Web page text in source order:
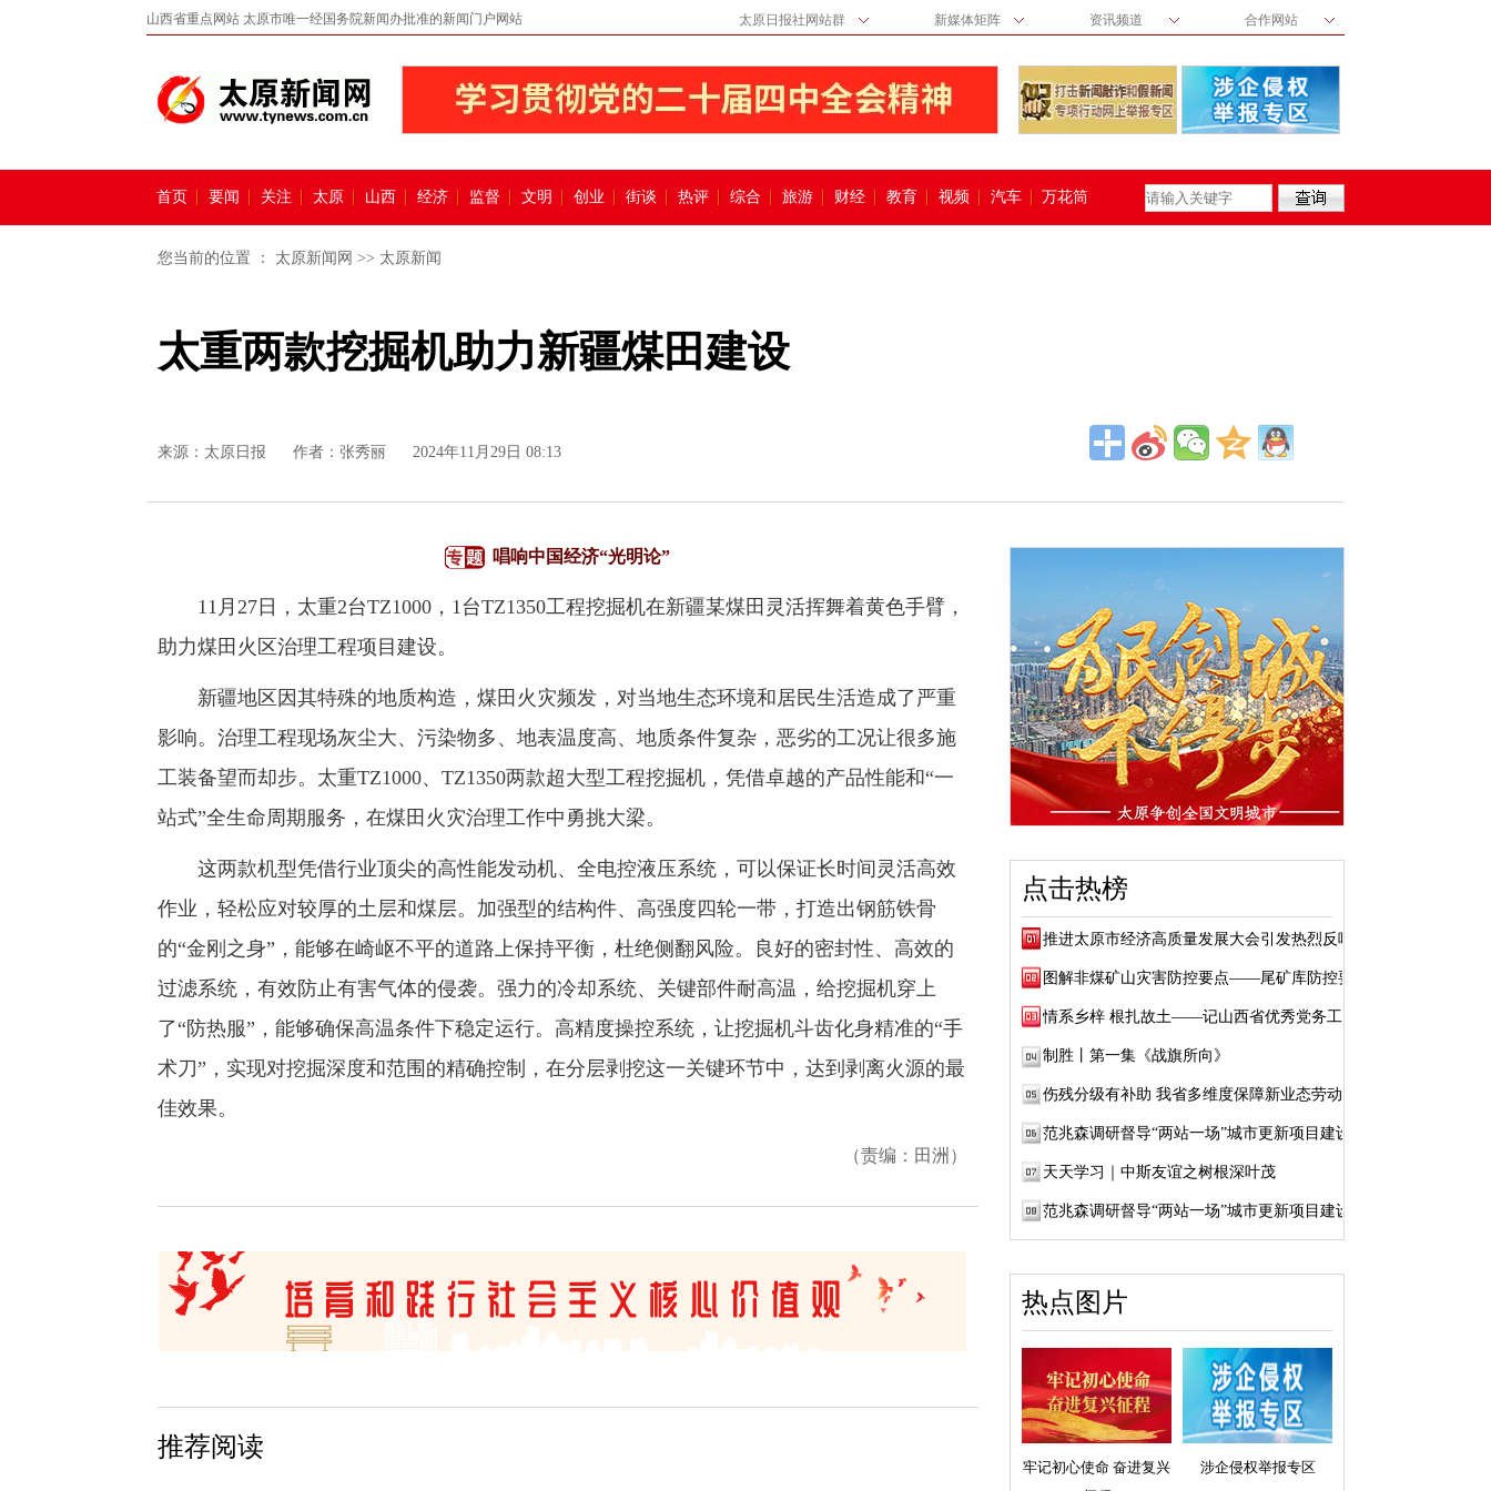
山西省重点网站 太原市唯一经国务院新闻办批准的新闻门户网站 太原日报社网站群 新媒体矩阵 资讯频道 合作网站
首页 要闻 关注 太原 山西 经济 监督 文明 创业 街谈 热评 综合 旅游 财经 教育 视频 汽车 万花筒
您当前的位置 ： 太原新闻网 >> 太原新闻
太重两款挖掘机助力新疆煤田建设
来源： 太原日报 作者：张秀丽 2024年11月29日 08:13
唱响中国经济“光明论”
11月27日，太重2台TZ1000，1台TZ1350工程挖掘机在新疆某煤田灵活挥舞着黄色手臂，
助力煤田火区治理工程项目建设。
新疆地区因其特殊的地质构造，煤田火灾频发，对当地生态环境和居民生活造成了严重
影响。治理工程现场灰尘大、污染物多、地表温度高、地质条件复杂，恶劣的工况让很多施
工装备望而却步。太重TZ1000、TZ1350两款超大型工程挖掘机，凭借卓越的产品性能和“一
站式”全生命周期服务，在煤田火灾治理工作中勇挑大梁。
这两款机型凭借行业顶尖的高性能发动机、全电控液压系统，可以保证长时间灵活高效
作业，轻松应对较厚的土层和煤层。加强型的结构件、高强度四轮一带，打造出钢筋铁骨
的“金刚之身”，能够在崎岖不平的道路上保持平衡，杜绝侧翻风险。良好的密封性、高效的
过滤系统，有效防止有害气体的侵袭。强力的冷却系统、关键部件耐高温，给挖掘机穿上
了“防热服”，能够确保高温条件下稳定运行。高精度操控系统，让挖掘机斗齿化身精准的“手
术刀”，实现对挖掘深度和范围的精确控制，在分层剥挖这一关键环节中，达到剥离火源的最
佳效果。
（责编：田洲）
推荐阅读
点击热榜
推进太原市经济高质量发展大会引发热烈反响
图解非煤矿山灾害防控要点——尾矿库防控要点
情系乡梓 根扎故土——记山西省优秀党务工作...
制胜丨第一集《战旗所向》
伤残分级有补助 我省多维度保障新业态劳动者...
范兆森调研督导“两站一场”城市更新项目建设
天天学习｜中斯友谊之树根深叶茂
范兆森调研督导“两站一场”城市更新项目建设
热点图片
牢记初心使命 奋进复兴
涉企侵权举报专区